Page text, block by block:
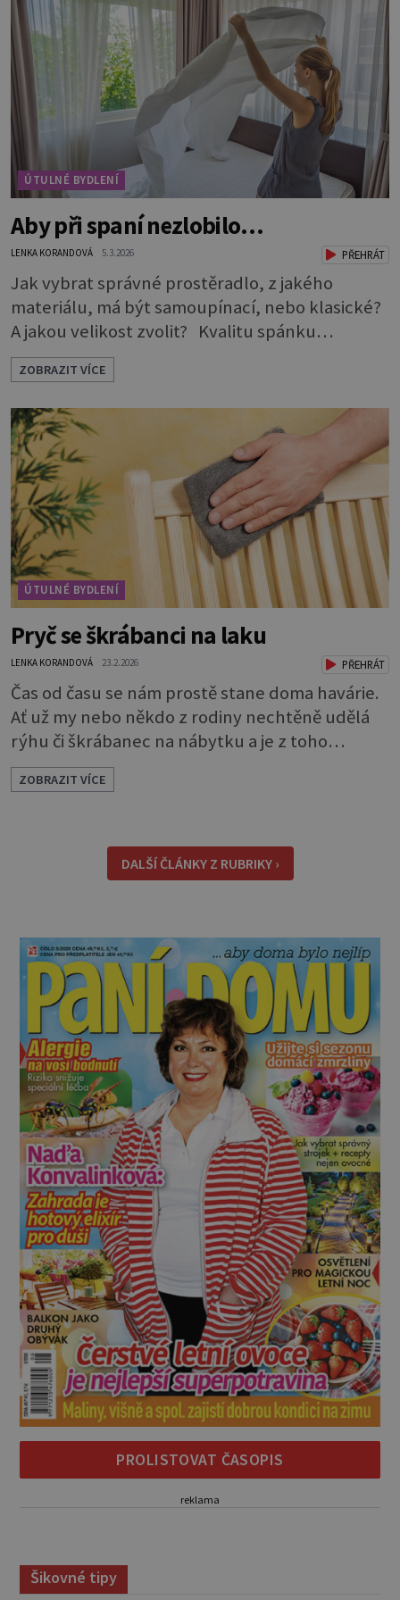
si sedí opodál a čeká, až na něj přijde řada, aniž
by jakkoli rušil nebo překážel. A když je ho
zapotřebí, je pohotově p
ÚTULNÉ BYDLENÍ
Aby při spaní nezlobilo…
LENKA KORANDOVÁ 5.3.2026 PŘEHRÁT
Jak vybrat správné prostěradlo, z jakého
materiálu, má být samoupínací, nebo klasické?
A jakou velikost zvolit? Kvalitu spánku
neovlivňuje jen postel a matrace, důležitý je i
správný výběr prostěradla. Až si ho půjdete
koupit, zaměřte se na čtyři důležité aspekty,
podle kterých vybírejte. Způsob uchycení *
Napínací prostěradla: Jsou pohodlná, snadno
se s nimi manipu
ZOBRAZIT VÍCE
ÚTULNÉ BYDLENÍ
Pryč se škrábanci na laku
LENKA KORANDOVÁ 23.2.2026 PŘEHRÁT
Čas od času se nám prostě stane doma havárie.
Ať už my nebo někdo z rodiny nechtěně udělá
rýhu či škrábanec na nábytku a je z toho
mrzutost. Ale není třeba se hned rozčilovat,
když to jde napravit. Než začnete, je třeba
nezapomeňte postupovat podle barvy
ZOBRAZIT VÍCE
DALŠÍ ČLÁNKY Z RUBRIKY ›
PROLISTOVAT ČASOPIS
reklama
Šikovné tipy